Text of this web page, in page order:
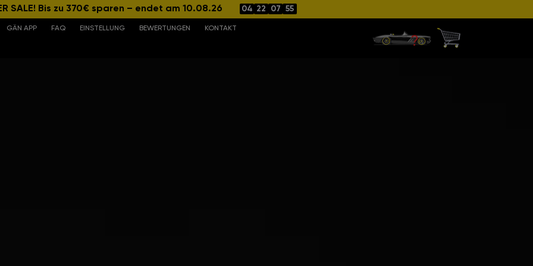
SALE! Bis zu 370€ sparen – endet am 10.08.26 04 22 07 54
GÄN APP FAQ EINSTELLUNG BEWERTUNGEN
KONTAKT